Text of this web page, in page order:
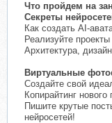
Что пройдем на
Секреты
Как создать AI-
Реализуйте
Архитектура,
Виртуальные
Создайте свой
Копирайтинг нового
Пишите крутые
нейросетей!